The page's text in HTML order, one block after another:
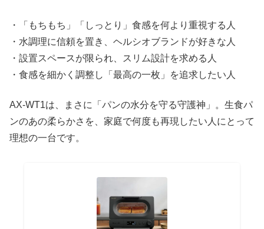
・「もちもち」「しっとり」食感を何より重視する人
・水調理に信頼を置き、ヘルシオブランドが好きな人
・設置スペースが限られ、スリム設計を求める人
・食感を細かく調整し「最高の一枚」を追求したい人
AX-WT1は、まさに「パンの水分を守る守護神」。生食パ
ンのあの柔らかさを、家庭で何度も再現したい人にとって
理想の一台です。